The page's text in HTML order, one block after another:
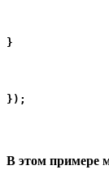
}
});
В этом примере